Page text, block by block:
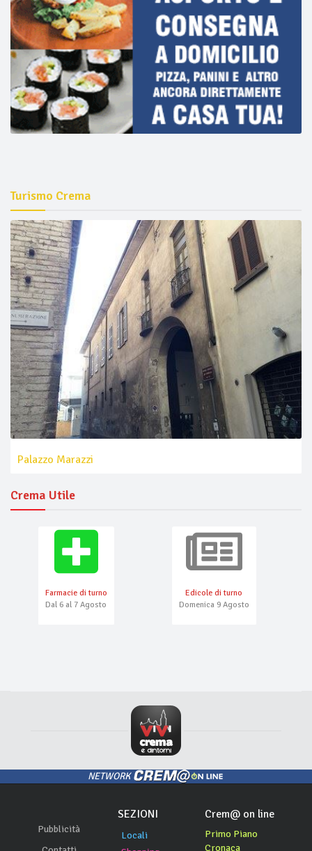
Turismo Crema
Palazzo Marazzi
Crema Utile
Farmacie di turno
Dal 6 al 7 Agosto
Edicole di turno
Domenica 9 Agosto
NETWORK
Pubblicità
SEZIONI
Locali
Crem@ on line
Primo Piano
Cronaca